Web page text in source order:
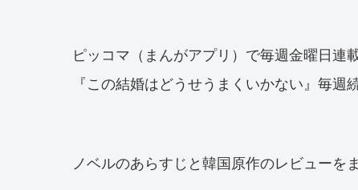
ピッコマ（まんがアプリ）で毎週金曜日連
『この結婚はどうせうまくいかない』毎
ノベルのあらすじと韓国原作のレビューを